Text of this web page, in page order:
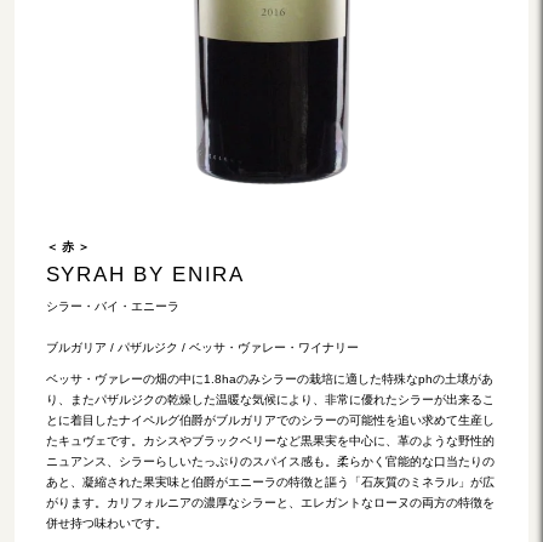
＜ 赤 ＞
SYRAH BY ENIRA
シラー・バイ・エニーラ
ブルガリア / パザルジク / ベッサ・ヴァレー・ワイナリー
ベッサ・ヴァレーの畑の中に1.8haのみシラーの栽培に適した特殊なphの土壌があ
り、またパザルジクの乾燥した温暖な気候により、非常に優れたシラーが出来るこ
とに着目したナイペルグ伯爵がブルガリアでのシラーの可能性を追い求めて生産し
たキュヴェです。カシスやブラックベリーなど黒果実を中心に、革のような野性的
ニュアンス、シラーらしいたっぷりのスパイス感も。柔らかく官能的な口当たりの
あと、凝縮された果実味と伯爵がエニーラの特徴と謳う「石灰質のミネラル」が広
がります。カリフォルニアの濃厚なシラーと、エレガントなローヌの両方の特徴を
併せ持つ味わいです。